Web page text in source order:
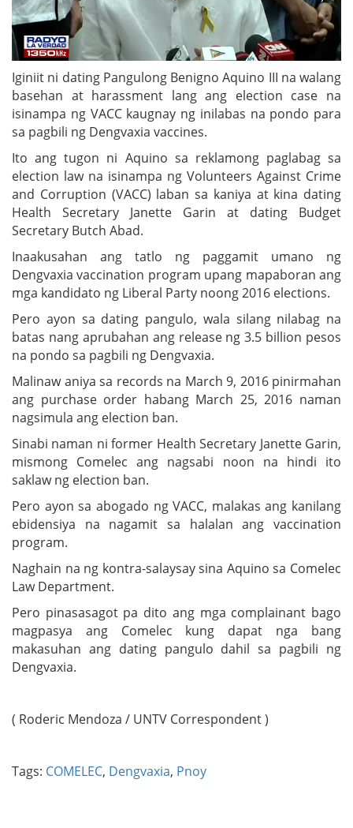
Iginiit ni dating Pangulong Benigno Aquino III na walang
basehan at harassment lang ang election case na
isinampa ng VACC kaugnay ng inilabas na pondo para
sa pagbili ng Dengvaxia vaccines.
Ito ang tugon ni Aquino sa reklamong paglabag sa
election law na isinampa ng Volunteers Against Crime
and Corruption (VACC) laban sa kaniya at kina dating
Health Secretary Janette Garin at dating Budget
Secretary Butch Abad.
Inaakusahan ang tatlo ng paggamit umano ng
Dengvaxia vaccination program upang mapaboran ang
mga kandidato ng Liberal Party noong 2016 elections.
Pero ayon sa dating pangulo, wala silang nilabag na
batas nang aprubahan ang release ng 3.5 billion pesos
na pondo sa pagbili ng Dengvaxia.
Malinaw aniya sa records na March 9, 2016 pinirmahan
ang purchase order habang March 25, 2016 naman
nagsimula ang election ban.
Sinabi naman ni former Health Secretary Janette Garin,
mismong Comelec ang nagsabi noon na hindi ito
saklaw ng election ban.
Pero ayon sa abogado ng VACC, malakas ang kanilang
ebidensiya na nagamit sa halalan ang vaccination
program.
Naghain na ng kontra-salaysay sina Aquino sa Comelec
Law Department.
Pero pinasasagot pa dito ang mga complainant bago
magpasya ang Comelec kung dapat nga bang
makasuhan ang dating pangulo dahil sa pagbili ng
Dengvaxia.
( Roderic Mendoza / UNTV Correspondent )
Tags: COMELEC, Dengvaxia, Pnoy